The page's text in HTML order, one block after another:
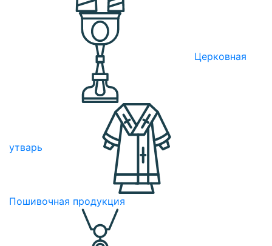
Церковная
утварь
Пошивочная продукция